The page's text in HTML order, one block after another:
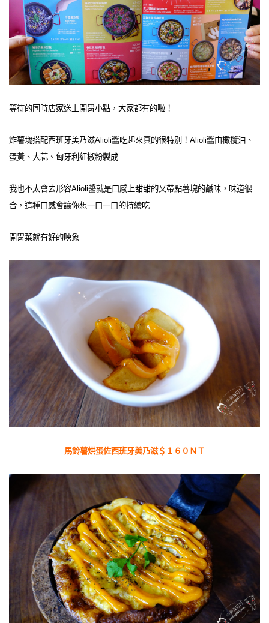
等待的同時店家送上開胃小點，大家都有的啦！
炸薯塊搭配西班牙美乃滋Alioli醬吃起來真的很特別！Alioli醬由橄欖油、
蛋黃、大蒜、匈牙利紅椒粉製成
我也不太會去形容Alioli醬就是口感上甜甜的又帶點薯塊的鹹味，味道很
合，這種口感會讓你想一口一口的持續吃
開胃菜就有好的映象
馬鈴薯烘蛋佐西班牙美乃滋＄１６０ＮＴ